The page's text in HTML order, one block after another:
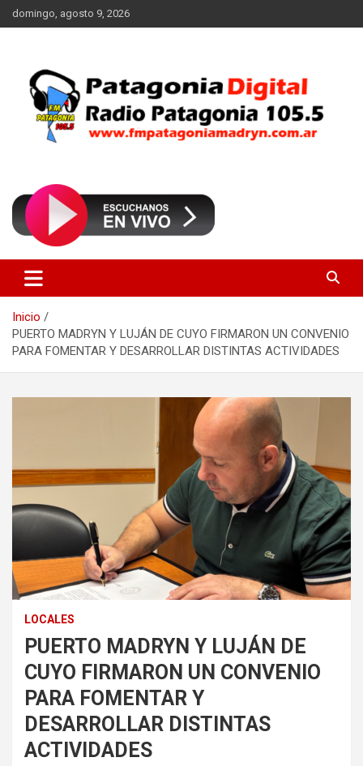
Saltar
al
domingo, agosto 9, 2026
FM Patagonia Madryn
Inicio
PUERTO MADRYN Y LUJÁN DE CUYO FIRMARON UN CONVENIO
PARA FOMENTAR Y DESARROLLAR DISTINTAS ACTIVIDADES
LOCALES
PUERTO MADRYN Y LUJÁN DE
CUYO FIRMARON UN CONVENIO
PARA FOMENTAR Y
DESARROLLAR DISTINTAS
ACTIVIDADES